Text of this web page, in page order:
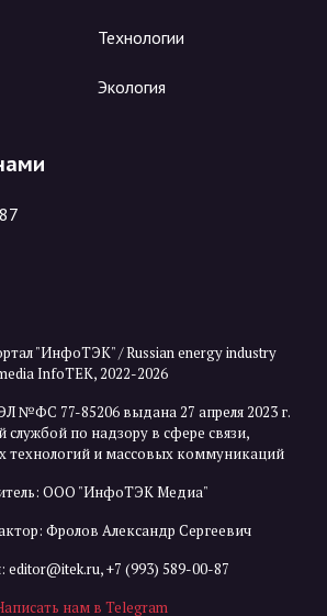
Технологии
Экология
"ИнфоТЭК" / Russian energy industry
InfoTEK, 2022-2026
№ФС 77-85206 выдана 27 апреля 2023 г.
службой по надзору в сфере связи,
и массовых коммуникаций
ООО "ИнфоТЭК Медиа"
Фролов Александр Сергеевич
editor@itek.ru,+7 (993) 589-00-87
нам в Telegram